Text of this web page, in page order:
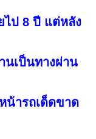
ไป 8 ปี แต่หลัง
นเป็นทางผ่าน
น้ารถเด็ดขาด